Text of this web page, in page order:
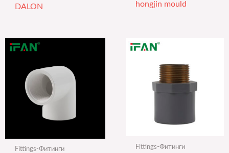
DALON
hongjin mould
Fittings-Фитинги Fittings-Фитинги